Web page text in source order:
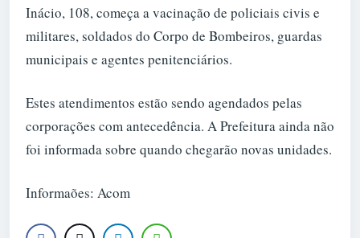
Inácio, 108, começa a vacinação de policiais civis e
militares, soldados do Corpo de Bombeiros, guardas
municipais e agentes penitenciários.
Estes atendimentos estão sendo agendados pelas
corporações com antecedência. A Prefeitura ainda não
foi informada sobre quando chegarão novas unidades.
Informaões: Acom